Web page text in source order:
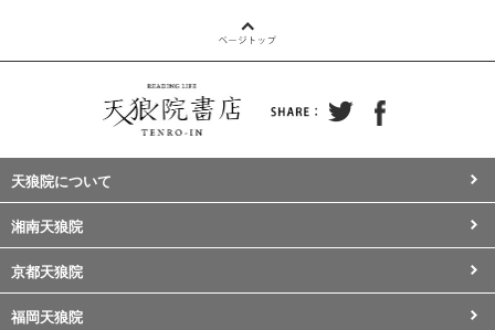
天狼院について
湘南天狼院
京都天狼院
福岡天狼院